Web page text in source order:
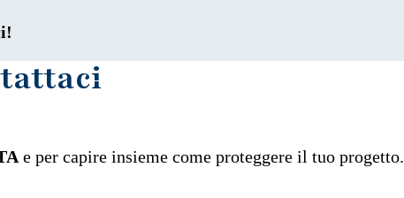
e per capire insieme come proteggere il tuo progetto.